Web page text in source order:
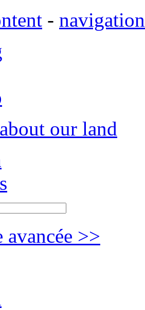
- navigation
our land
avancée >>